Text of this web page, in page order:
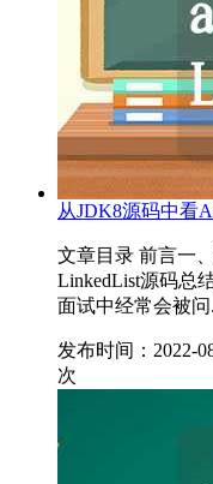
从JDK8源码中看
文章目录 前言一
LinkedList源码总
面试中经常会被问
发布时间：2022-
次